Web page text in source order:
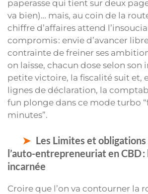
paperasse qui tient sur deux
va bien)… mais, au coin de la
chiffre d’affaires attend
compromis : envie d’avancer
contrainte de freiner ses
on laisse, chacun dose selon son
petite victoire, la fiscalité suit et,
lignes de déclaration, la
fun plonge dans ce mode turbo
minutes”.
Les Limites et
l’auto-entrepreneuriat en CBD :
incarnée
Croire que l’on va contourner la